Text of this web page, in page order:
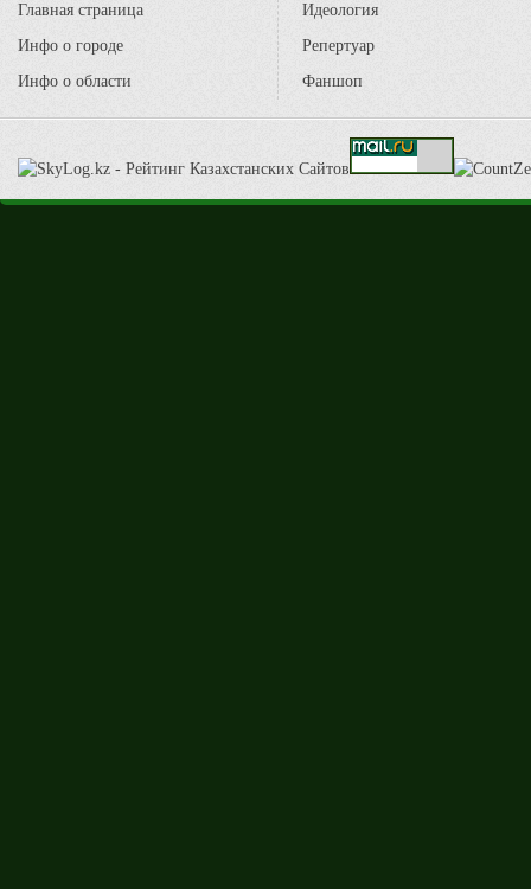
Главная страница
Инфо о городе
Инфо о области
Идеология
Репертуар
Фаншоп